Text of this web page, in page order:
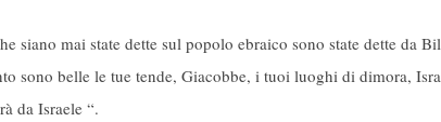
siano mai state dette sul popolo ebraico sono state dette da
sono belle le tue tende, Giacobbe, i tuoi luoghi di dimora,
da Israele “.